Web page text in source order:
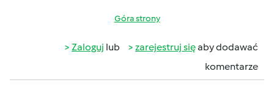
Góra strony
Zaloguj lub zarejestruj sięaby dodawać
komentarze